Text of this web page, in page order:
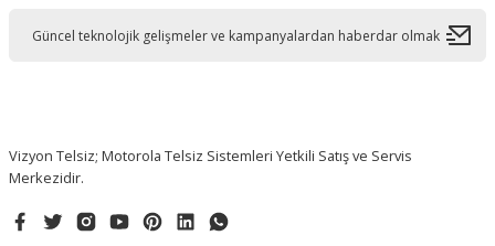
Vizyon Telsiz; Motorola Telsiz Sistemleri Yetkili Satış ve Servis
Merkezidir.